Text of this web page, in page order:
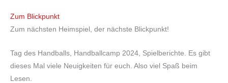
Zum Blickpunkt
Zum nächsten Heimspiel, der nächste Blickpunkt!
Tag des Handballs, Handballcamp 2024, Spielberichte. Es gibt
dieses Mal viele Neuigkeiten für euch. Also viel Spaß beim
Lesen.